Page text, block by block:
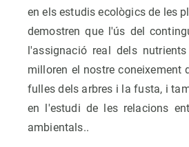
en els estudis ecològics de les
demostren que l'ús del
l'assignació real dels
milloren el nostre
fulles dels arbres i la fusta, i
en l'estudi de les relacions
ambientals..